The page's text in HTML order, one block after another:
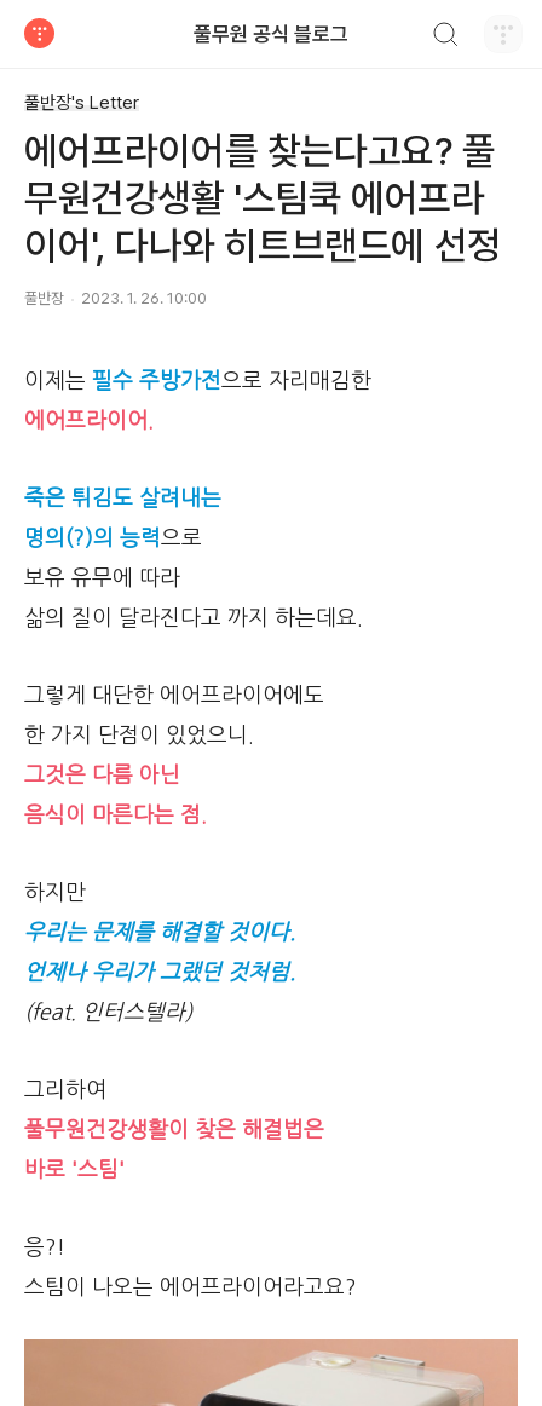
풀무원 공식 블로그
풀반장's Letter
에어프라이어를 찾는다고요? 풀
무원건강생활 '스팀쿡 에어프라
이어', 다나와 히트브랜드에 선정
풀반장 2023. 1. 26. 10:00
이제는 필수 주방가전으로 자리매김한
에어프라이어.
죽은 튀김도 살려내는
명의(?)의 능력으로
보유 유무에 따라
삶의 질이 달라진다고 까지 하는데요.
그렇게 대단한 에어프라이어에도
한 가지 단점이 있었으니.
그것은 다름 아닌
음식이 마른다는 점.
하지만
우리는 문제를 해결할 것이다.
언제나 우리가 그랬던 것처럼.
(feat. 인터스텔라)
그리하여
풀무원건강생활이 찾은 해결법은
바로 '스팀'
응?!
스팀이 나오는 에어프라이어라고요?